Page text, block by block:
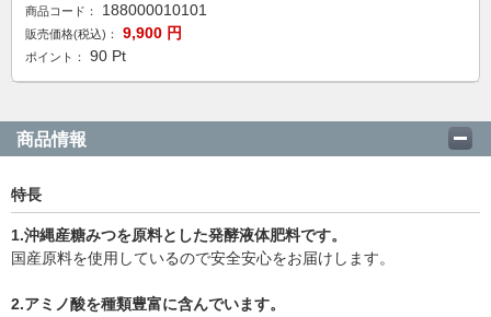
商品コード： 188000010101
販売価格(税込)： 9,900 円
ポイント： 90 Pt
商品情報
特長
1.沖縄産糖みつを原料とした発酵液体肥料です。
国産原料を使用しているので安全安心をお届けします。
2.アミノ酸を種類豊富に含んでいます。